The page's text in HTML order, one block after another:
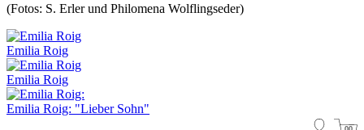
(Fotos: S. Erler und Philomena Wolflingseder)
Emilia Roig
Emilia Roig
Emilia Roig: "Lieber Sohn"